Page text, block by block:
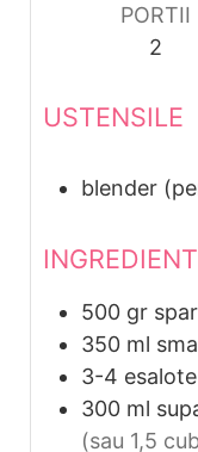
PORTII
2
USTENSILE
blender
500 gr
350 ml
3-4 esalote
300 ml
(sau 1,5